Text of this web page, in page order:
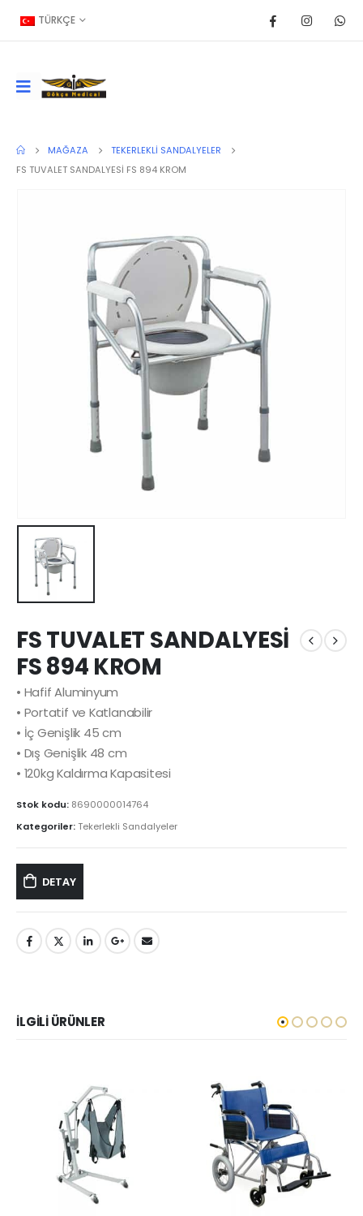
TÜRKÇE
MAĞAZA
TEKERLEKLI SANDALYELER
FS TUVALET SANDALYESİ FS 894 KROM
FS TUVALET SANDALYESİ
FS 894 KROM
• Hafif Aluminyum
• Portatif ve Katlanabilir
• İç Genişlik 45 cm
• Dış Genişlik 48 cm
• 120kg Kaldırma Kapasitesi
Stok kodu: 8690000014764
Kategoriler:Tekerlekli Sandalyeler
DETAY
İLGILI ÜRÜNLER